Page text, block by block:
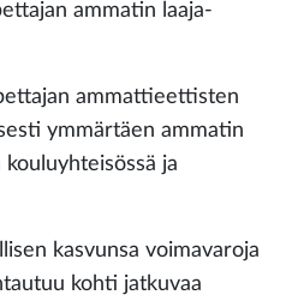
ammatin laaja-
ammattieettisten
ymmärtäen ammatin
ja
kasvunsa voimavaroja
kohti jatkuvaa